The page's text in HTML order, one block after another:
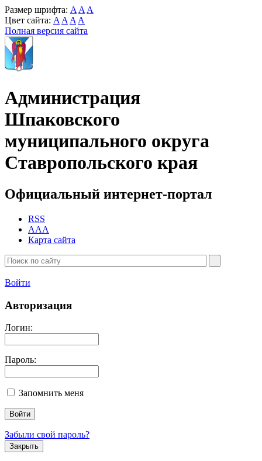
Размер шрифта: A A A
Цвет сайта: A A A A
Полная версия сайта
Администрация
Шпаковского
муниципального округа
Ставропольского края
Официальный интернет-портал
RSS
AAA
Карта сайта
Войти
Авторизация
Логин:
Пароль:
Запомнить меня
Забыли свой пароль?
Закрыть